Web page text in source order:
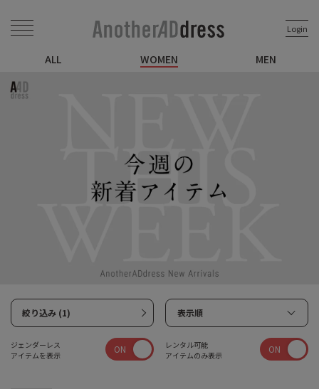
Login
ALL WOMEN MEN
絞り込み (1) 表示順
ジェンダーレス
アイテムを表示
ON
レンタル可能
アイテムのみ表示
ON